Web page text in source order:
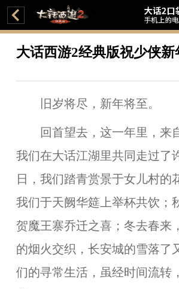
大话西游2经典版祝少侠新
旧岁将尽，新年将至。
回首望去，这一年里，来
我们在大话江湖里共同走过了
日，我们踏青赏景于女儿村的
我们于天阙华筵上举杯共饮；
贺魔王寨乔迁之喜；冬去春来
的烟火交织，长安城的雪落了
们的寻常生活，虽经时间流转